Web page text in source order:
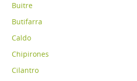
Buitre
Butifarra
Caldo
Chipirones
Cilantro